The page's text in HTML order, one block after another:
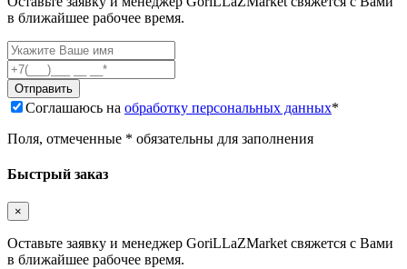
в ближайшее рабочее время.
Соглашаюсь на обработку персональных данных*
Поля, отмеченные * обязательны для заполнения
Быстрый заказ
×
Оставьте заявку и менеджер GoriLLaZMarket свяжется с Вами
в ближайшее рабочее время.